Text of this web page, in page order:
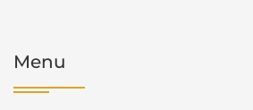
Menu